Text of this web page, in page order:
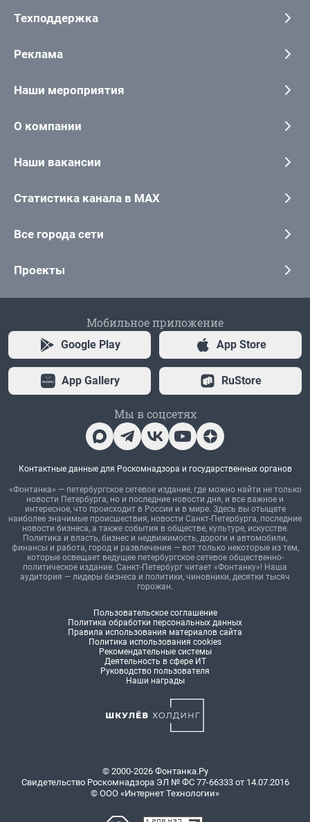
Техподдержка
Реклама
Наши мероприятия
О компании
Наши вакансии
Статистика канала в MAX
Все города сети
Проекты
Мобильное приложение
Google Play App Store
App Gallery RuStore
Мы в соцсетях
Контактные данные для Роскомнадзора и государственных органов
«Фонтанка» — петербургское сетевое издание, где можно найти не только
новости Петербурга, но и последние новости дня, и все важное и
интересное, что происходит в России и в мире. Здесь вы отыщете
наиболее значимые происшествия, новости Санкт-Петербурга, последние
новости бизнеса, а также события в обществе, культуре, искусстве.
Политика и власть, бизнес и недвижимость, дороги и автомобили,
финансы и работа, город и развлечения — вот только некоторые из тем,
которые освещает ведущее петербургское сетевое общественно-
политическое издание. Санкт-Петербург читает «Фонтанку»! Наша
аудитория — лидеры бизнеса и политики, чиновники, десятки тысяч
горожан.
Пользовательское соглашение
Политика обработки персональных данных
Правила использования материалов сайта
Политика использования cookies
Рекомендательные системы
Деятельность в сфере ИТ
Руководство пользователя
Наши награды
© 2000-2026 Фонтанка.Ру
Свидетельство Роскомнадзора ЭЛ № ФС 77-66333 от 14.07.2016
© ООО «Интернет Технологии»